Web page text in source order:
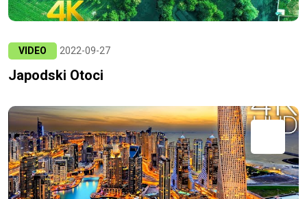
VIDEO 2022-09-27
Japodski Otoci